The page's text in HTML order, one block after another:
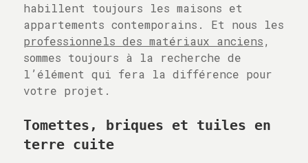
habillent toujours les maisons et
appartements contemporains. Et nous les
professionnels des matériaux anciens,
sommes toujours à la recherche de
l’élément qui fera la différence pour
votre projet.
Tomettes, briques et tuiles en
terre cuite